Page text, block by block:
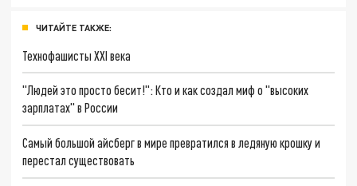
ЧИТАЙТЕ ТАКЖЕ:
Технофашисты XXI века
"Людей это просто бесит!": Кто и как создал миф о "высоких
зарплатах" в России
Самый большой айсберг в мире превратился в ледяную крошку и
перестал существовать